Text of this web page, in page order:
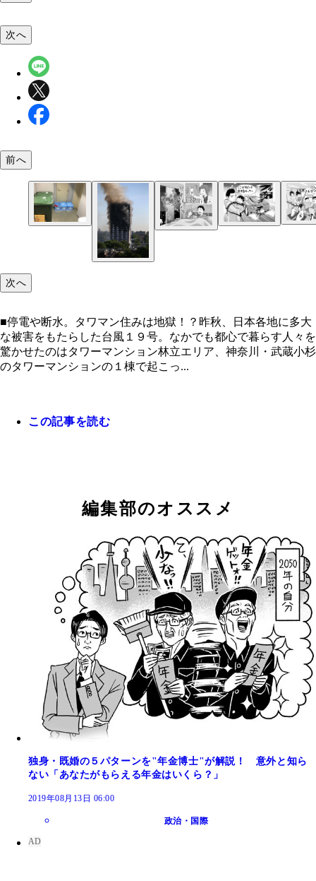
タワマンの多くには各階ごとにゴミ置き場が設置
見せびらかしたいのか、駐車場をものすごいスピ
セキュリティ抜群かと思いきや、共用施設には不
次へ
前へ
次へ
■停電や断水。タワマン住みは地獄！？昨秋、日本各地に多大
な被害をもたらした台風１９号。なかでも都心で暮らす人々を
驚かせたのはタワーマンション林立エリア、神奈川・武蔵小杉
のタワーマンションの１棟で起こっ...
この記事を読む
編集部のオススメ
独身・既婚の５パターンを"年金博士"が解説！ 意外と知ら
ない「あなたがもらえる年金はいくら？」
2019年08月13日 06:00
政治・国際